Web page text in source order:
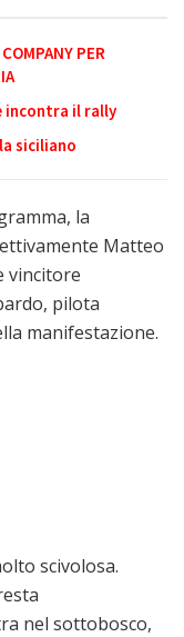
PER
incontra il rally
siciliano
la
Matteo
vincitore
pilota
manifestazione.
scivolosa.
nel sottobosco,